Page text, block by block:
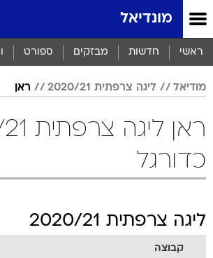
מונדיאל
ראשי חדשות מבזקים ספורט
מודיאל ליגה צרפתית 2020/21 ראן
ראן
כדורגל
ליגה צרפתית 2020/21
קבוצה